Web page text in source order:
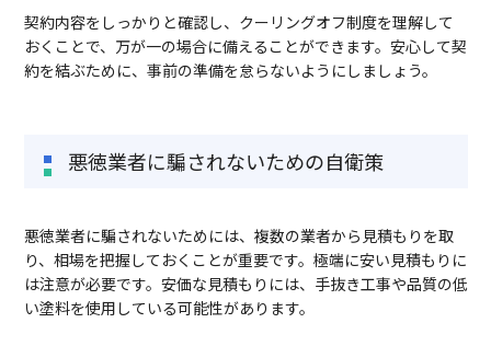
契約内容をしっかりと確認し、クーリングオフ制度を理解して
おくことで、万が一の場合に備えることができます。安心して契
約を結ぶために、事前の準備を怠らないようにしましょう。
悪徳業者に騙されないための自衛策
悪徳業者に騙されないためには、複数の業者から見積もりを取
り、相場を把握しておくことが重要です。極端に安い見積もりに
は注意が必要です。安価な見積もりには、手抜き工事や品質の低
い塗料を使用している可能性があります。